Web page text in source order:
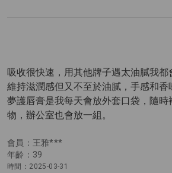
會員：王雅***
年齡：39
時間：2025-03-31
吸收很快速，用其他牌子遇太油膩我都
維持滋潤感但又不至於油膩，手感和香
夢護唇膏是我每天會放外套口袋，隨時
物，辦公室也會放一組。